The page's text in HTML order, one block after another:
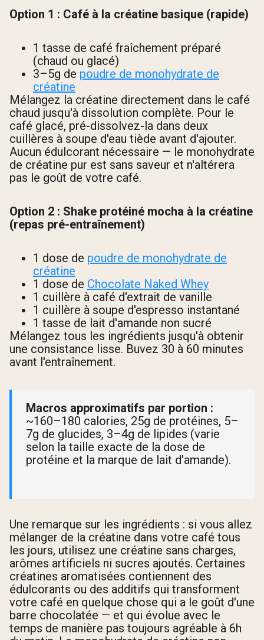
Option 1 : Café à la créatine basique (rapide)
1 tasse de café fraîchement préparé
(chaud ou glacé)
3–5g de poudre de monohydrate de
créatine
Mélangez la créatine directement dans le café
chaud jusqu'à dissolution complète. Pour le
café glacé, pré-dissolvez-la dans deux
cuillères à soupe d'eau tiède avant d'ajouter.
Aucun édulcorant nécessaire — le monohydrate
de créatine pur est sans saveur et n'altérera
pas le goût de votre café.
Option 2 : Shake protéiné mocha à la créatine
(repas pré-entraînement)
1 dose de poudre de monohydrate de
créatine
1 dose de Chocolate Naked Whey
1 cuillère à café d'extrait de vanille
1 cuillère à soupe d'espresso instantané
1 tasse de lait d'amande non sucré
Mélangez tous les ingrédients jusqu'à obtenir
une consistance lisse. Buvez 30 à 60 minutes
avant l'entraînement.
Macros approximatifs par portion :
~160–180 calories, 25g de protéines, 5–
7g de glucides, 3–4g de lipides (varie
selon la taille exacte de la dose de
protéine et la marque de lait d'amande).
Une remarque sur les ingrédients : si vous allez
mélanger de la créatine dans votre café tous
les jours, utilisez une créatine sans charges,
arômes artificiels ni sucres ajoutés. Certaines
créatines aromatisées contiennent des
édulcorants ou des additifs qui transforment
votre café en quelque chose qui a le goût d'une
barre chocolatée — et qui évolue avec le
temps de manière pas toujours agréable à 6h